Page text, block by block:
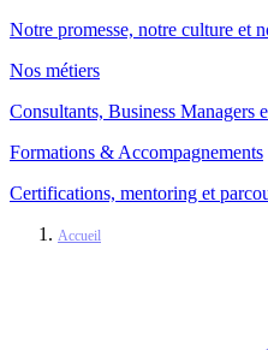
Notre promesse, notre culture et
Nos métiers
Consultants, Business Managers
Formations & Accompagnements
Certifications, mentoring et
Accueil